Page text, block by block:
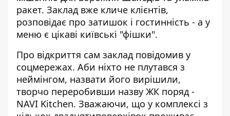
ракет. Заклад вже кличе клієнтів,
розповідає про затишок і гостинність - а у
меню є цікаві київські "фішки".
Про відкриття сам заклад повідомив у
соцмережах. Аби ніхто не плутався з
неймінгом, назвати його вирішили,
творчо переробивши назву ЖК поряд -
NAVI Kitchen. Зважаючи, що у комплексі з